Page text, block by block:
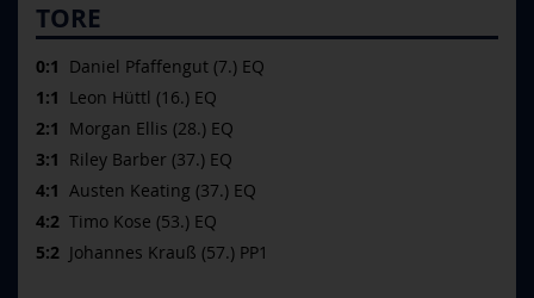
TORE
0:1 Daniel Pfaffengut (7.) EQ
1:1 Leon Hüttl (16.) EQ
2:1 Morgan Ellis (28.) EQ
3:1 Riley Barber (37.) EQ
4:1 Austen Keating (37.) EQ
4:2 Timo Kose (53.) EQ
5:2 Johannes Krauß (57.) PP1